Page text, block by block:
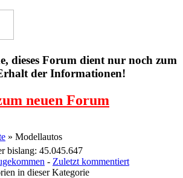
dieses Forum dient nur noch zum
der Informationen!
neuen Forum
» Modellautos
bislang: 45.045.647
- Zuletzt kommentiert
in dieser Kategorie